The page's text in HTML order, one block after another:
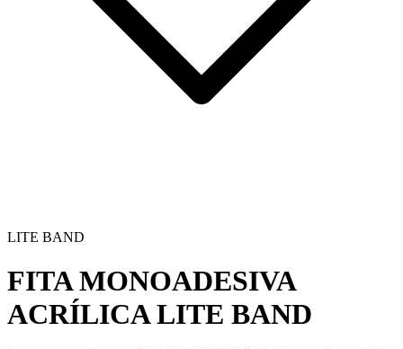
LITE BAND
FITA MONOADESIVA
ACRÍLICALITE BAND